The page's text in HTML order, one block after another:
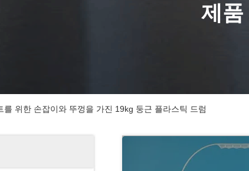
제품
를 위한 손잡이와 뚜껑을 가진 19kg 둥근 플라스틱 드럼